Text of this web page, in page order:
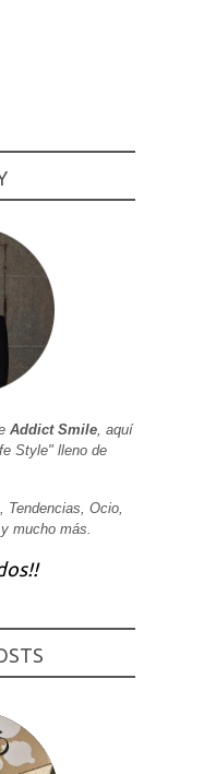
Addict Smile, aquí
Style" lleno de
Tendencias, Ocio,
mucho más.